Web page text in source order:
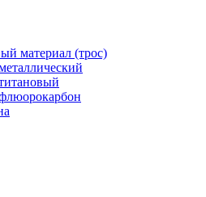
материал (трос)